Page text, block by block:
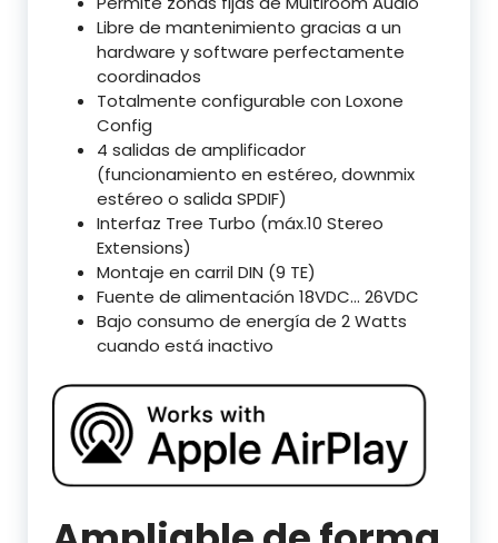
Libre de mantenimiento gracias a un
hardware y software perfectamente
coordinados
Totalmente configurable con Loxone
Config
4 salidas de amplificador
(funcionamiento en estéreo, downmix
estéreo o salida SPDIF)
Interfaz Tree Turbo (máx.10 Stereo
Extensions)
Montaje en carril DIN (9 TE)
Fuente de alimentación 18VDC… 26VDC
Bajo consumo de energía de 2 Watts
cuando está inactivo